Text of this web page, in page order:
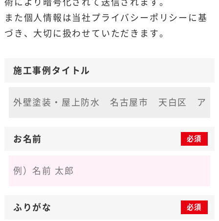
また個人情報は当社 プライバシーポリシー に基
づき、大切に扱わせていただきます。
施工事例タイトル
お名前 必須
ふりがな 必須